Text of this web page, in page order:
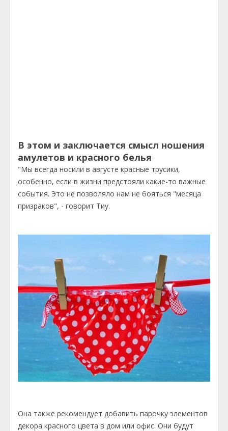
В этом и заключается смысл ношения
амулетов и красного белья
"Мы всегда носили в августе красные трусики,
особенно, если в жизни предстояли какие-то важные
события. Это не позволяло нам не бояться "месяца
призраков", - говорит Тиу.
Она также рекомендует добавить парочку элементов
декора красного цвета в дом или офис. Они будут